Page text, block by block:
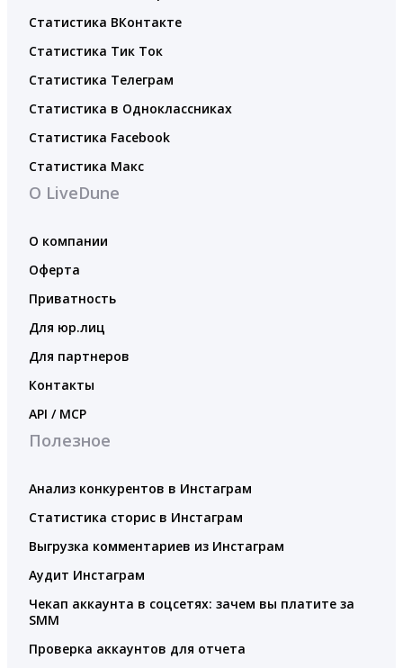
Статистика ВКонтакте
Статистика Тик Ток
Статистика Телеграм
Статистика в Одноклассниках
Статистика Facebook
Статистика Макс
О LiveDune
О компании
Оферта
Приватность
Для юр.лиц
Для партнеров
Контакты
API / MCP
Полезное
Анализ конкурентов в Инстаграм
Статистика сторис в Инстаграм
Выгрузка комментариев из Инстаграм
Аудит Инстаграм
Чекап аккаунта в соцсетях: зачем вы платите за
SMM
Проверка аккаунтов для отчета